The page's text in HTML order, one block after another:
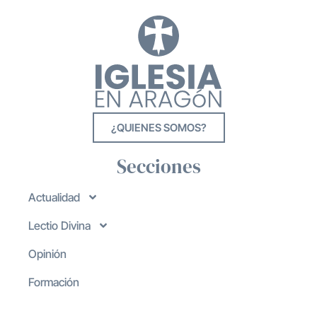
¿QUIENES SOMOS?
Secciones
Actualidad
Lectio Divina
Opinión
Formación